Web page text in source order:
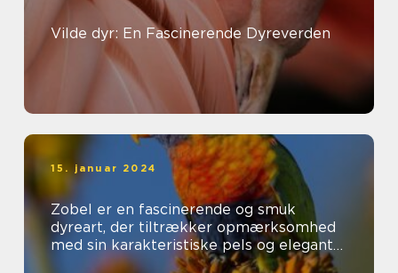
Vilde dyr: En Fascinerende Dyreverden
15. januar 2024
Zobel er en fascinerende og smuk
dyreart, der tiltrækker opmærksomhed
med sin karakteristiske pels og elegante
udseende